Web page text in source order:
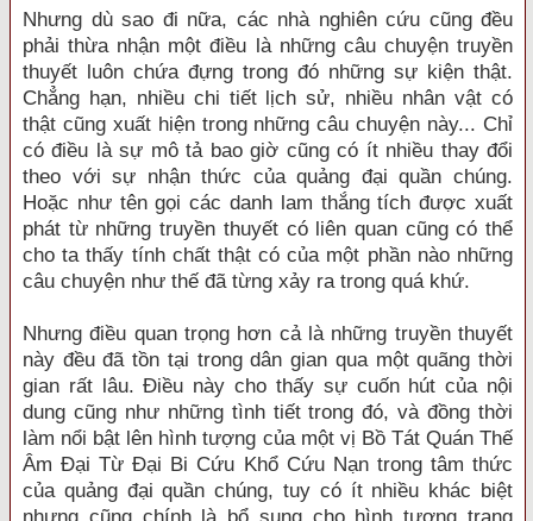
Nhưng dù sao đi nữa, các nhà nghiên cứu cũng đều
phải thừa nhận một điều là những câu chuyện truyền
thuyết luôn chứa đựng trong đó những sự kiện thật.
Chẳng hạn, nhiều chi tiết lịch sử, nhiều nhân vật có
thật cũng xuất hiện trong những câu chuyện này... Chỉ
có điều là sự mô tả bao giờ cũng có ít nhiều thay đổi
theo với sự nhận thức của quảng đại quần chúng.
Hoặc như tên gọi các danh lam thắng tích được xuất
phát từ những truyền thuyết có liên quan cũng có thể
cho ta thấy tính chất thật có của một phần nào những
câu chuyện như thế đã từng xảy ra trong quá khứ.
Nhưng điều quan trọng hơn cả là những truyền thuyết
này đều đã tồn tại trong dân gian qua một quãng thời
gian rất lâu. Điều này cho thấy sự cuốn hút của nội
dung cũng như những tình tiết trong đó, và đồng thời
làm nổi bật lên hình tượng của một vị Bồ Tát Quán Thế
Âm Đại Từ Đại Bi Cứu Khổ Cứu Nạn trong tâm thức
của quảng đại quần chúng, tuy có ít nhiều khác biệt